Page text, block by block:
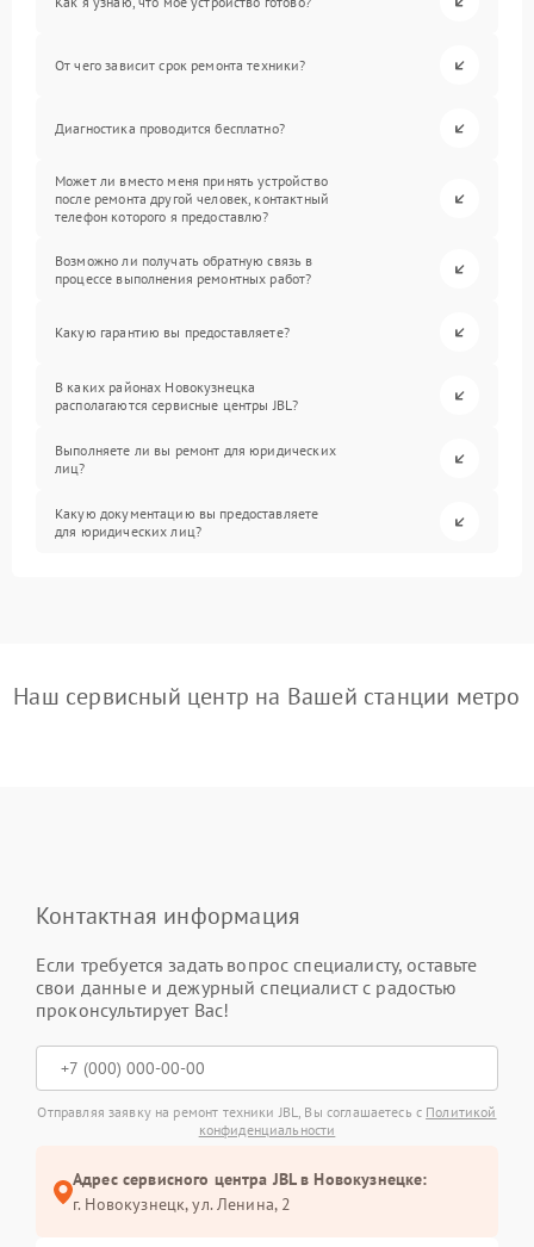
От чего зависит срок ремонта техники?
Диагностика проводится бесплатно?
Может ли вместо меня принять устройство
после ремонта другой человек, контактный
телефон которого я предоставлю?
Возможно ли получать обратную связь в
процессе выполнения ремонтных работ?
Какую гарантию вы предоставляете?
В каких районах Новокузнецка
располагаются сервисные центры JBL?
Выполняете ли вы ремонт для юридических
лиц?
Какую документацию вы предоставляете
для юридических лиц?
Наш сервисный центр на Вашей станции метро
Контактная информация
Если требуется задать вопрос специалисту, оставьте
свои данные и дежурный специалист с радостью
проконсультирует Вас!
Отправляя заявку на ремонт техники JBL, Вы соглашаетесь с Политикой
конфиденциальности
Адрес сервисного центра JBL в Новокузнецке:
г. Новокузнецк, ул. Ленина, 2